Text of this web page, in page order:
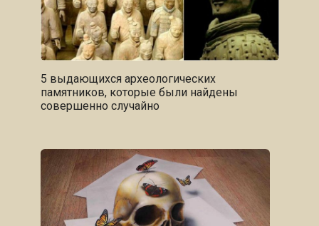
5 выдающихся археологических
памятников, которые были найдены
совершенно случайно